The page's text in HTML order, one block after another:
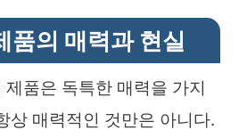
품의 매력과 현실
품은 독특한 매력을 가지
상 매력적인 것만은 아니다.